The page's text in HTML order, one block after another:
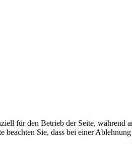
für den Betrieb der Seite,
beachten Sie, dass bei einer